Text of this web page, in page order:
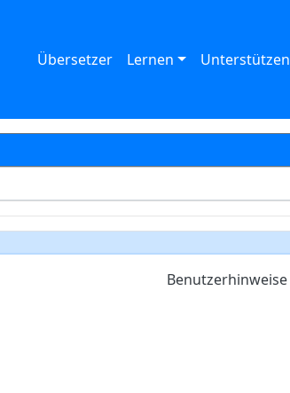
Übersetzer Lernen Unterstützen
Benutzerhinweise